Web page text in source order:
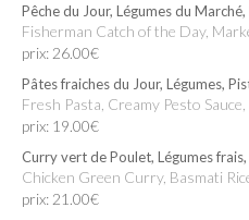
Pêche du Jour, Légumes du
Fisherman Catch of the Day,
prix: 26.00€
Pâtes fraiches du Jour, Légumes,
Fresh Pasta, Creamy Pesto
prix: 19.00€
Curry vert de Poulet, Légumes
Chicken Green Curry, Basmati
prix: 21.00€